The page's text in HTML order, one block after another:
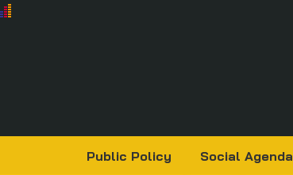
Public Policy Social Agenda